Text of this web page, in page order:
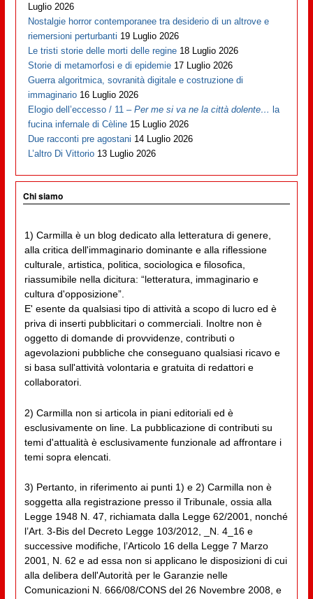
Luglio 2026
Nostalgie horror contemporanee tra desiderio di un altrove e
riemersioni perturbanti 19 Luglio 2026
Le tristi storie delle morti delle regine 18 Luglio 2026
Storie di metamorfosi e di epidemie 17 Luglio 2026
Guerra algoritmica, sovranità digitale e costruzione di
immaginario 16 Luglio 2026
Elogio dell’eccesso / 11 –Per me si va ne la città dolente… la
fucina infernale di Cèline 15 Luglio 2026
Due racconti pre agostani 14 Luglio 2026
L’altro Di Vittorio 13 Luglio 2026
Chi siamo
1) Carmilla è un blog dedicato alla letteratura di genere,
alla critica dell'immaginario dominante e alla riflessione
culturale, artistica, politica, sociologica e filosofica,
riassumibile nella dicitura: “letteratura, immaginario e
cultura d'opposizione”.
E' esente da qualsiasi tipo di attività a scopo di lucro ed è
priva di inserti pubblicitari o commerciali. Inoltre non è
oggetto di domande di provvidenze, contributi o
agevolazioni pubbliche che conseguano qualsiasi ricavo e
si basa sull'attività volontaria e gratuita di redattori e
collaboratori.
2) Carmilla non si articola in piani editoriali ed è
esclusivamente on line. La pubblicazione di contributi su
temi d'attualità è esclusivamente funzionale ad affrontare i
temi sopra elencati.
3) Pertanto, in riferimento ai punti 1) e 2) Carmilla non è
soggetta alla registrazione presso il Tribunale, ossia alla
Legge 1948 N. 47, richiamata dalla Legge 62/2001, nonché
l’Art. 3-Bis del Decreto Legge 103/2012, _N. 4_16 e
successive modifiche, l’Articolo 16 della Legge 7 Marzo
2001, N. 62 e ad essa non si applicano le disposizioni di cui
alla delibera dell'Autorità per le Garanzie nelle
Comunicazioni N. 666/08/CONS del 26 Novembre 2008, e